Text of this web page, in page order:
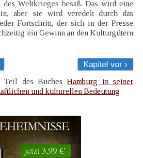
Weltkrieges besaß. Das wird eine
aber sie wird veredelt durch das
Fortschritt, der sich in der Presse
ein Gewinn an den Kulturgütern
Kapitel vor ›
Teil des BuchesHamburg in seiner
und kulturellen Bedeutung